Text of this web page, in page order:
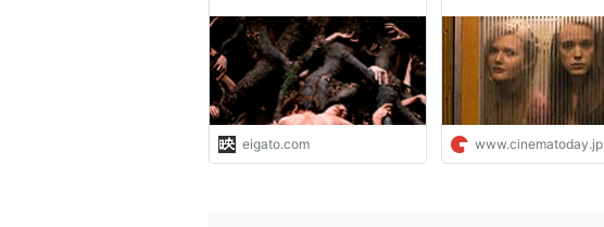
eigato.com www.cinematoday.jp